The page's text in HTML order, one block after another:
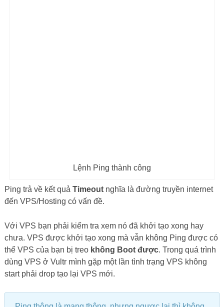
lớp tường lửa (Firewall), mình ví dụ nhưVPS ở Vultr, VPS ở
đây có đến 3 lớp Firewall.
Lớp Firewall đầu tiên mình gọi là.
Local Firewalllà firewall mềm trên chính VPS đó. Phổ biến
nhất vẫn là UFW, FirewallD, Iptables. Bạn cần kiểm tra lại
tường lửa trên VPS của mình hoặc tạm thời Disable nó đi.
Global Firewalllà lớp thứ hai, một tài khoản có thể tạo được